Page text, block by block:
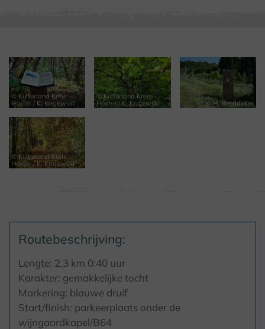
© Kulturland Kreis
Höxter / K. Krajewski
© Kulturland Kreis
Höxter / K. Krajewski
© H. Boeddeker
© Kulturland Kreis
Höxter / K. Krajewski
Routebeschrijving:
Lengte: 2,3 km 0:40 uur
Karakter: gemakkelijke tocht
Markering: blauwe druif
Start/finish: parkeerplaats onder de
wijngaardkapel/B64